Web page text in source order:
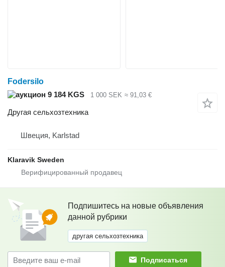
Fodersilo
9 184 KGS
1 000 SEK ≈ 91,03 €
Другая сельхозтехника
Швеция, Karlstad
Klaravik Sweden
Подпишитесь на новые объявления
данной рубрики
другая сельхозтехника
Подписаться